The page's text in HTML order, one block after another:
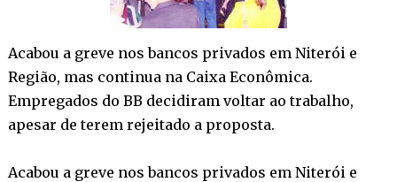
Acabou a greve nos bancos privados em Niterói e
Região, mas continua na Caixa Econômica.
Empregados do BB decidiram voltar ao trabalho,
apesar de terem rejeitado a proposta.
Acabou a greve nos bancos privados em Niterói e